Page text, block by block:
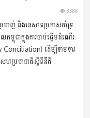
3388
ប្រមាញ់ និងនេសាទប្រកាសគាំទ្រ
ម្ពុជាក្នុងការចាប់ផ្តើមដំណើរ
Conciliation) ដើម្បីទាមទារ
ហប្រជាជាតិស្តីពីនីតិ